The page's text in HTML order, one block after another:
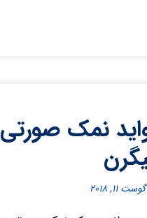
نمک صورتی
۱۱, ۲۰۱۸